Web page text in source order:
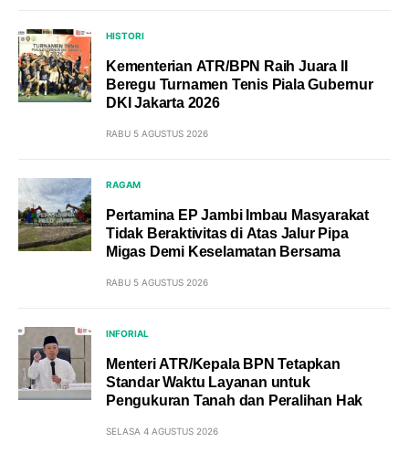
HISTORI
Kementerian ATR/BPN Raih Juara II
Beregu Turnamen Tenis Piala Gubernur
DKI Jakarta 2026
RABU 5 AGUSTUS 2026
RAGAM
Pertamina EP Jambi Imbau Masyarakat
Tidak Beraktivitas di Atas Jalur Pipa
Migas Demi Keselamatan Bersama
RABU 5 AGUSTUS 2026
INFORIAL
Menteri ATR/Kepala BPN Tetapkan
Standar Waktu Layanan untuk
Pengukuran Tanah dan Peralihan Hak
SELASA 4 AGUSTUS 2026